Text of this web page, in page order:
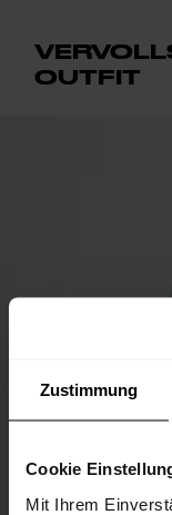
Zustimmung
Cookie
Mit Ihrem
OUTFIT